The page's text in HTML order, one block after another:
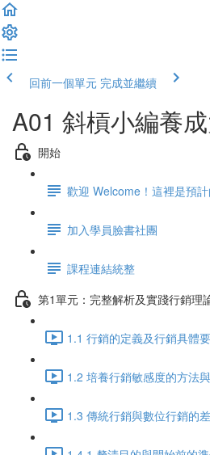
回前一個單元 完成並繼續
A01 斜槓小編養
開始
歡迎 Welcome！這裡是預
加入學員臉書社團
課程連結統整
第1單元：完整解析及實踐行銷理
1.1 行銷的定義及行銷具體
1.2 培養行銷敏感度的方法
1.3 傳統行銷與數位行銷的